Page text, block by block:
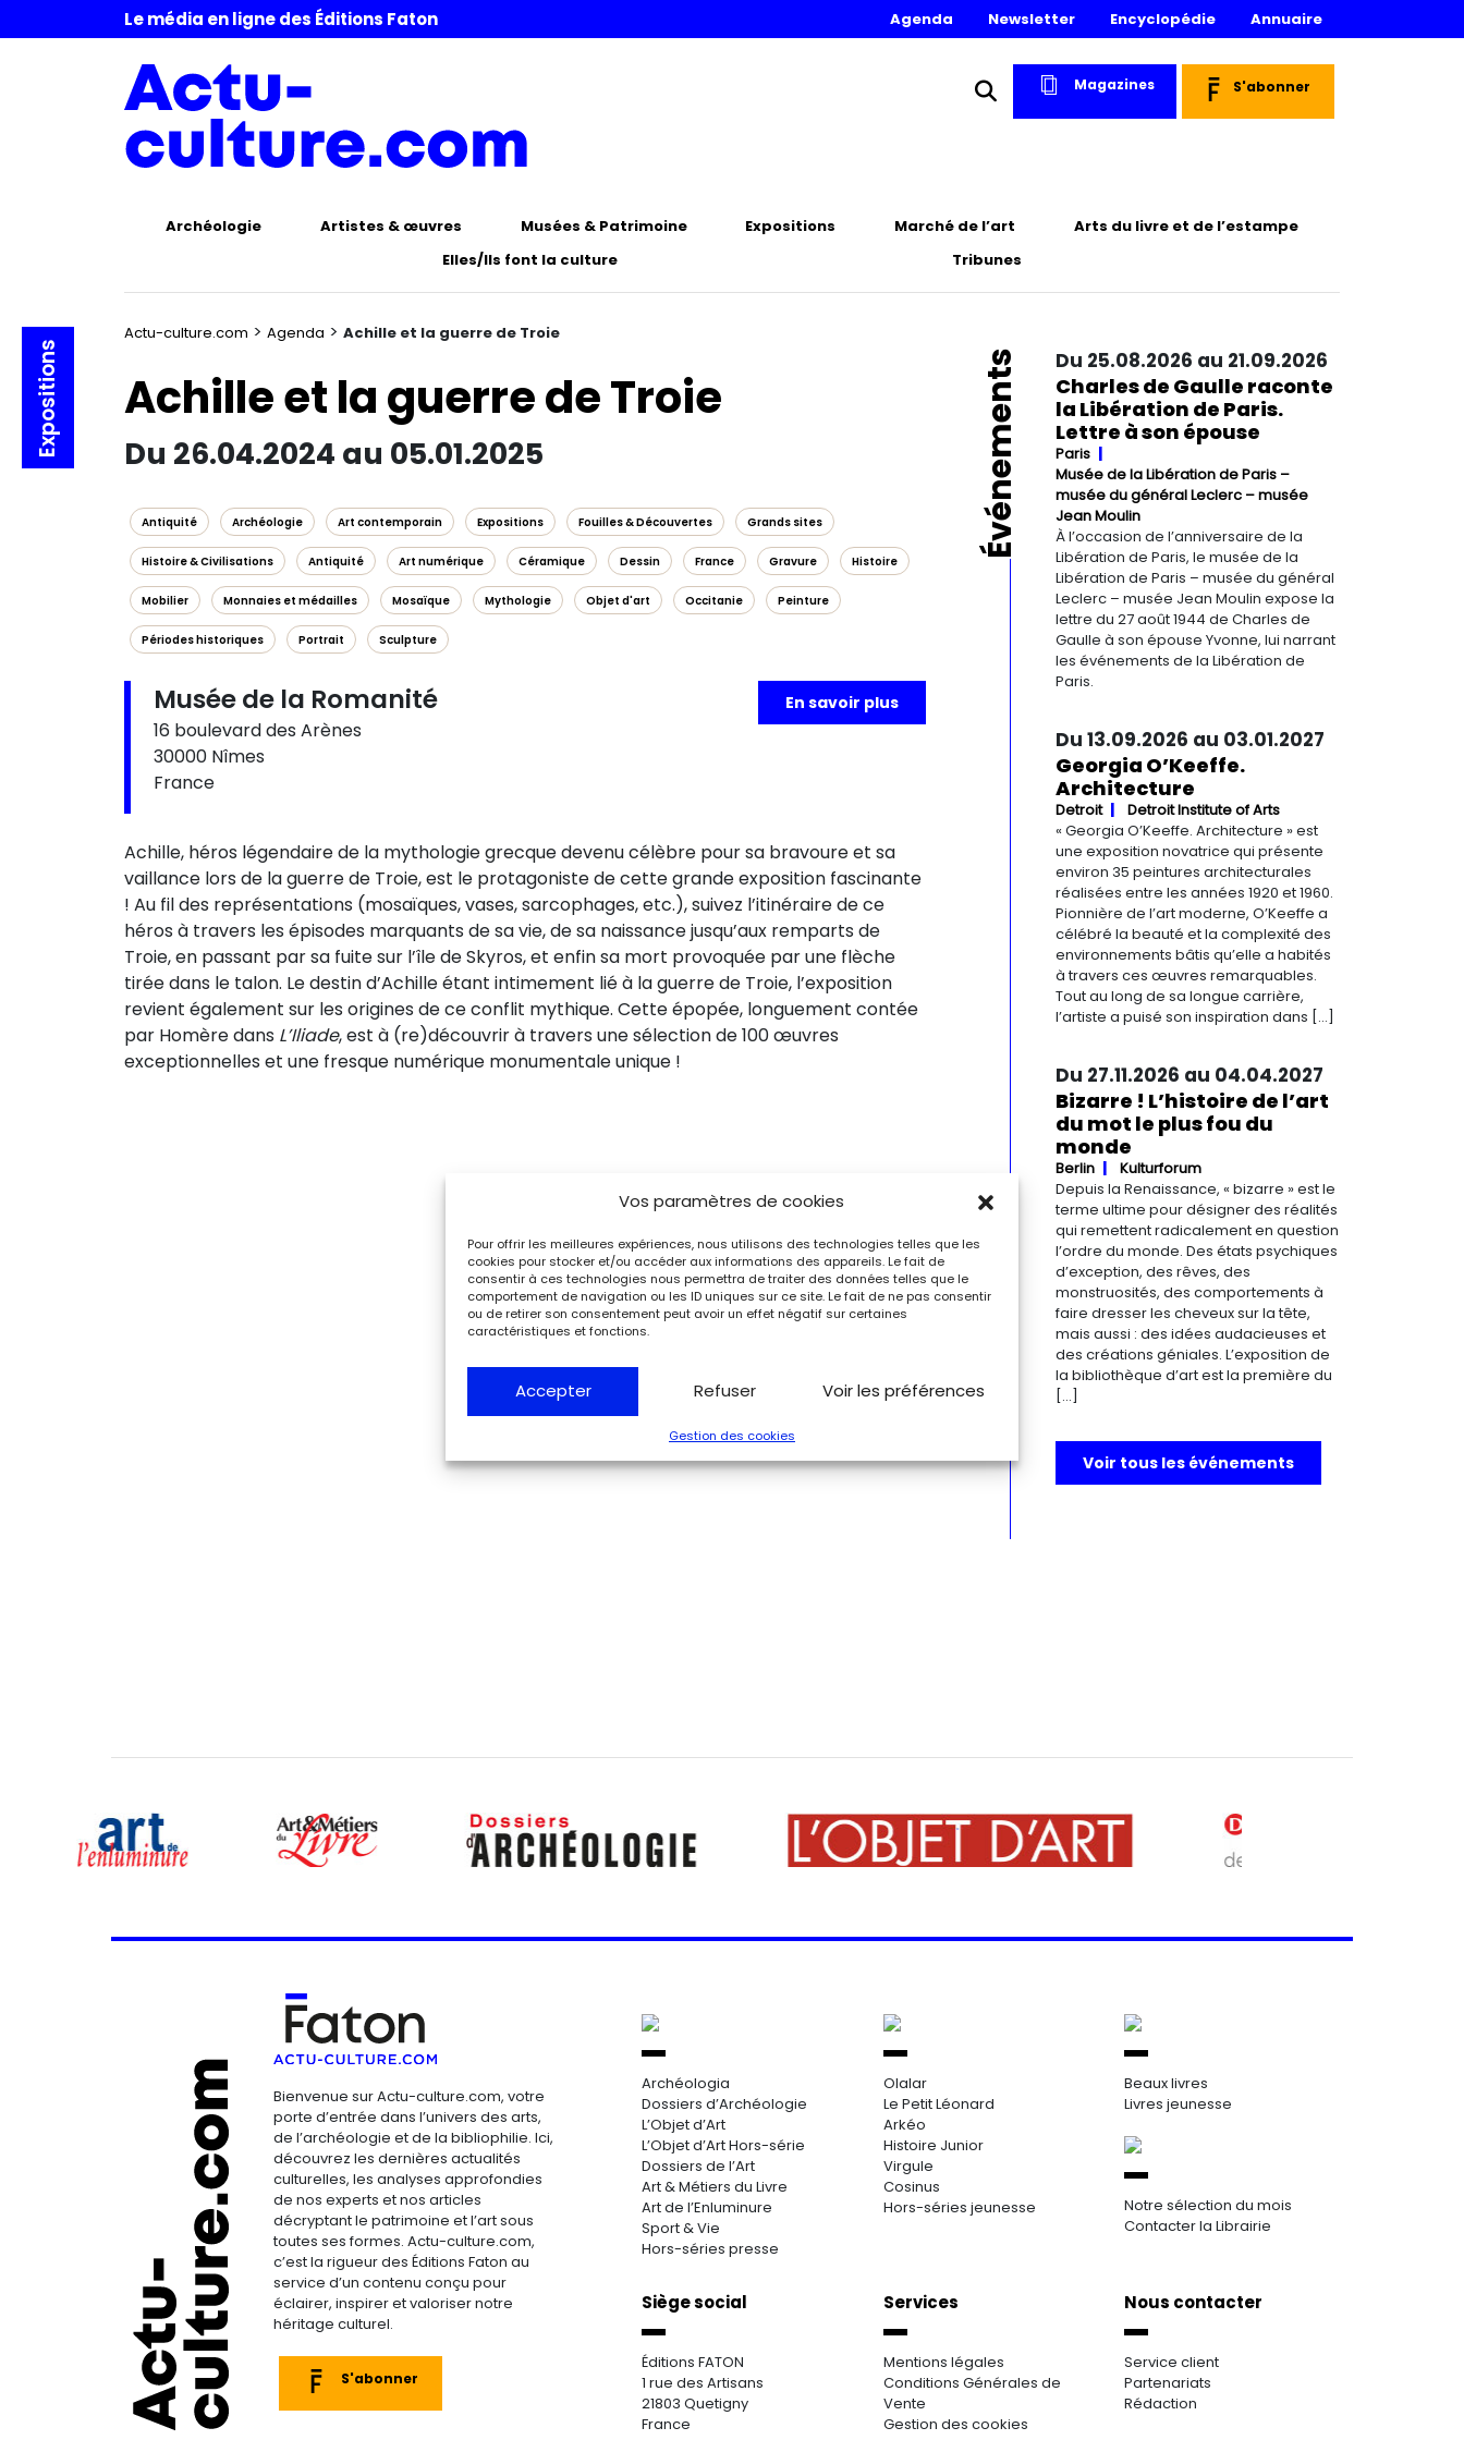
Vos paramètres de cookies
Pour offrir les meilleures expériences, nous utilisons des technologies telles que les
cookies pour stocker et/ou accéder aux informations des appareils. Le fait de
consentir à ces technologies nous permettra de traiter des données telles que le
comportement de navigation ou les ID uniques sur ce site. Le fait de ne pas consentir
ou de retirer son consentement peut avoir un effet négatif sur certaines
caractéristiques et fonctions.
Accepter Refuser Voir les préférences
Gestion des cookies
Le média en ligne des Éditions Faton Agenda Newsletter Encyclopédie Annuaire
Magazines S'abonner
Archéologie Artistes & œuvres Musées & Patrimoine Expositions Marché de l’art
Arts du livre et de l’estampe
Elles/Ils font la culture
Tribunes
Actu-culture.com > Agenda > Achille et la guerre de Troie
Expositions Achille et la guerre de Troie
Du 26.04.2024 au 05.01.2025
Antiquité Archéologie Art contemporain Expositions Fouilles & Découvertes Grands sites
Histoire & Civilisations Antiquité Art numérique Céramique Dessin France Gravure Histoire
Mobilier Monnaies et médailles Mosaïque Mythologie Objet d'art Occitanie Peinture
Périodes historiques Portrait Sculpture
Musée de la Romanité
16 boulevard des Arènes
30000 Nîmes
France
En savoir plus
Achille, héros légendaire de la mythologie grecque devenu célèbre pour sa bravoure et sa
vaillance lors de la guerre de Troie, est le protagoniste de cette grande exposition fascinante
! Au fil des représentations (mosaïques, vases, sarcophages, etc.), suivez l’itinéraire de ce
héros à travers les épisodes marquants de sa vie, de sa naissance jusqu’aux remparts de
Troie, en passant par sa fuite sur l’île de Skyros, et enfin sa mort provoquée par une flèche
tirée dans le talon. Le destin d’Achille étant intimement lié à la guerre de Troie, l’exposition
revient également sur les origines de ce conflit mythique. Cette épopée, longuement contée
par Homère dans L’Iliade, est à (re)découvrir à travers une sélection de 100 œuvres
exceptionnelles et une fresque numérique monumentale unique !
Événements Du 25.08.2026 au 21.09.2026
Charles de Gaulle raconte
la Libération de Paris.
Lettre à son épouse
Paris
Musée de la Libération de Paris –
musée du général Leclerc – musée
Jean Moulin
À l’occasion de l’anniversaire de la
Libération de Paris, le musée de la
Libération de Paris – musée du général
Leclerc – musée Jean Moulin expose la
lettre du 27 août 1944 de Charles de
Gaulle à son épouse Yvonne, lui narrant
les événements de la Libération de
Paris.
Du 13.09.2026 au 03.01.2027
Georgia O’Keeffe.
Architecture
Detroit
Detroit Institute of Arts
« Georgia O’Keeffe. Architecture » est
une exposition novatrice qui présente
environ 35 peintures architecturales
réalisées entre les années 1920 et 1960.
Pionnière de l’art moderne, O’Keeffe a
célébré la beauté et la complexité des
environnements bâtis qu’elle a habités
à travers ces œuvres remarquables.
Tout au long de sa longue carrière,
l’artiste a puisé son inspiration dans […]
Du 27.11.2026 au 04.04.2027
Bizarre ! L’histoire de l’art
du mot le plus fou du
monde
Berlin
Kulturforum
Depuis la Renaissance, « bizarre » est le
terme ultime pour désigner des réalités
qui remettent radicalement en question
l’ordre du monde. Des états psychiques
d’exception, des rêves, des
monstruosités, des comportements à
faire dresser les cheveux sur la tête,
mais aussi : des idées audacieuses et
des créations géniales. L’exposition de
la bibliothèque d’art est la première du
[…]
Voir tous les événements
Bienvenue sur Actu-culture.com, votre
porte d’entrée dans l’univers des arts,
de l’archéologie et de la bibliophilie. Ici,
découvrez les dernières actualités
culturelles, les analyses approfondies
de nos experts et nos articles
décryptant le patrimoine et l’art sous
toutes ses formes. Actu-culture.com,
c’est la rigueur des Éditions Faton au
service d’un contenu conçu pour
éclairer, inspirer et valoriser notre
héritage culturel.
S'abonner
Archéologia
Dossiers d’Archéologie
L’Objet d’Art
L’Objet d’Art Hors-série
Dossiers de l’Art
Art & Métiers du Livre
Art de l’Enluminure
Sport & Vie
Hors-séries presse
Olalar
Le Petit Léonard
Arkéo
Histoire Junior
Virgule
Cosinus
Hors-séries jeunesse
Beaux livres
Livres jeunesse
Notre sélection du mois
Contacter la Librairie
Siège social
Éditions FATON
1 rue des Artisans
21803 Quetigny
France
Services
Mentions légales
Conditions Générales de
Vente
Gestion des cookies
Nous contacter
Service client
Partenariats
Rédaction